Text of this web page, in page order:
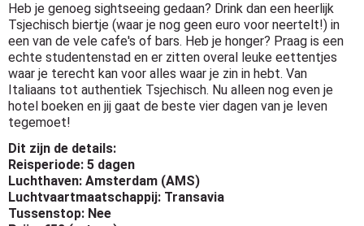
Heb je genoeg sightseeing gedaan? Drink dan een heerlijk
Tsjechisch biertje (waar je nog geen euro voor neertelt!) in
een van de vele cafe's of bars. Heb je honger? Praag is een
echte studentenstad en er zitten overal leuke eettentjes
waar je terecht kan voor alles waar je zin in hebt. Van
Italiaans tot authentiek Tsjechisch. Nu alleen nog even je
hotel boeken en jij gaat de beste vier dagen van je leven
tegemoet!
Dit zijn de details:
Reisperiode: 5 dagen
Luchthaven: Amsterdam (AMS)
Luchtvaartmaatschappij: Transavia
Tussenstop: Nee